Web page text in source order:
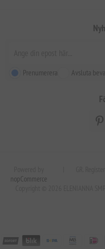
Prenumerera Avsluta
nopCommerce